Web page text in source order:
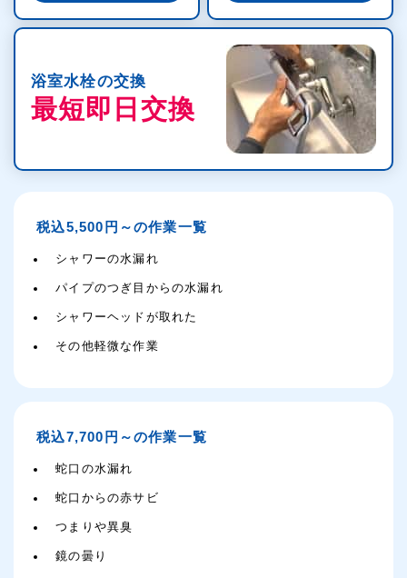
浴室水栓の交換
最短即日交換
税込5,500円～の作業一覧
シャワーの水漏れ
パイプのつぎ目からの水漏れ
シャワーヘッドが取れた
その他軽微な作業
税込7,700円～の作業一覧
蛇口の水漏れ
蛇口からの赤サビ
つまりや異臭
鏡の曇り